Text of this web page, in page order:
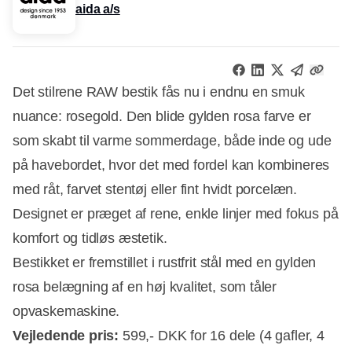
aida a/s
Det stilrene RAW bestik fås nu i endnu en smuk
nuance: rosegold. Den blide gylden rosa farve er
som skabt til varme sommerdage, både inde og ude
på havebordet, hvor det med fordel kan kombineres
med råt, farvet stentøj eller fint hvidt porcelæn.
Designet er præget af rene, enkle linjer med fokus på
komfort og tidløs æstetik.
Bestikket er fremstillet i rustfrit stål med en gylden
rosa belægning af en høj kvalitet, som tåler
opvaskemaskine.
Vejledende pris: 599,- DKK for 16 dele (4 gafler, 4